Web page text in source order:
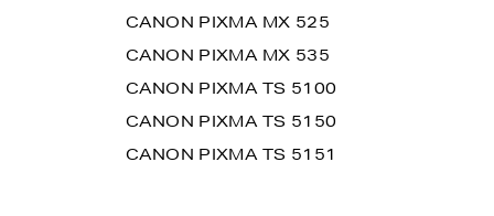
CANON PIXMA MX 525
CANON PIXMA MX 535
CANON PIXMA TS 5100
CANON PIXMA TS 5150
CANON PIXMA TS 5151